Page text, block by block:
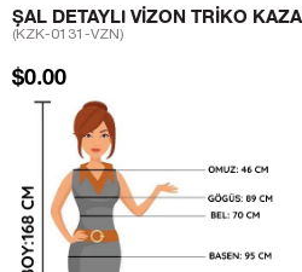
ŞAL DETAYLI VIZON TRIKO
(KZK-0131-VZN)
$0.00